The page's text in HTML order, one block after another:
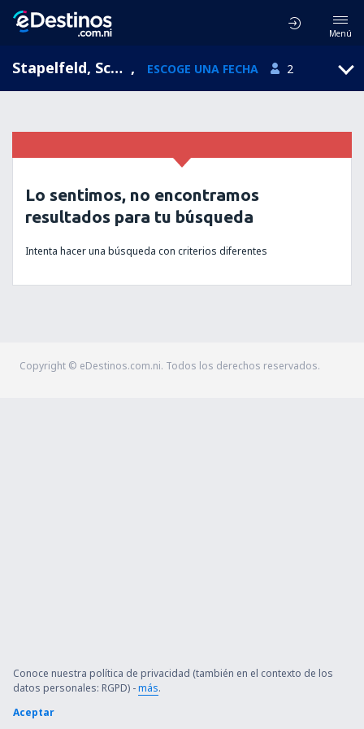
Menú
Stapelfeld, Schleswig-Holstein, Alemania , ESCOGE UNA FECHA 2
Lo sentimos, no encontramos
resultados para tu búsqueda
Intenta hacer una búsqueda con criterios diferentes
Copyright © eDestinos.com.ni. Todos los derechos reservados.
Conoce nuestra política de privacidad (también en el contexto de los
datos personales: RGPD) -más.
Aceptar